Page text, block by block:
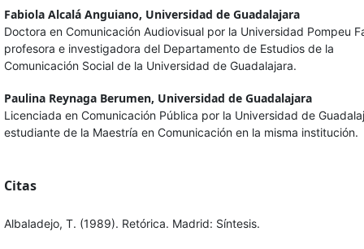
Fabiola Alcalá Anguiano, Universidad de Guadalajara
Doctora en Comunicación Audiovisual por la Universidad Pompeu
profesora e investigadora del Departamento de Estudios de la
Comunicación Social de la Universidad de Guadalajara.
Paulina Reynaga Berumen, Universidad de Guadalajara
Licenciada en Comunicación Pública por la Universidad de
estudiante de la Maestría en Comunicación en la misma institución.
Citas
Albaladejo, T. (1989). Retórica. Madrid: Síntesis.